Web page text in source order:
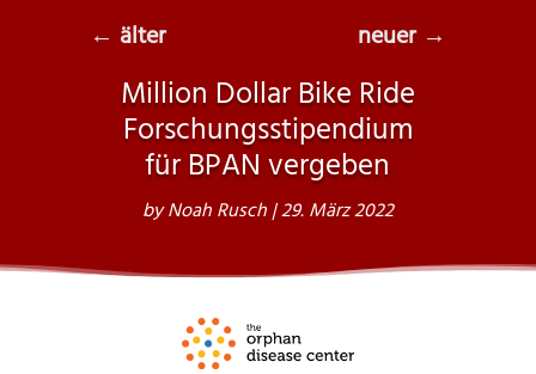
← älter neuer→
Million Dollar Bike Ride
Forschungsstipendium
für BPAN vergeben
byNoah Rusch|29. März 2022